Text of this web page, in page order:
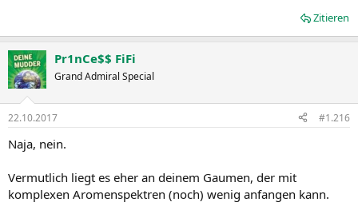
Zitieren
Pr1nCe$$ FiFi
Grand Admiral Special
22.10.2017 #1.216
Naja, nein.
Vermutlich liegt es eher an deinem Gaumen, der mit
komplexen Aromenspektren (noch) wenig anfangen kann.